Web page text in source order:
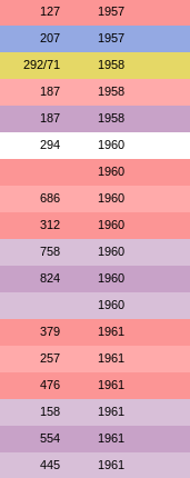
127 1957
207 1957
292/71 1958
187 1958
187 1958
294 1960
1960
686 1960
312 1960
758 1960
824 1960
1960
379 1961
257 1961
476 1961
158 1961
554 1961
445 1961